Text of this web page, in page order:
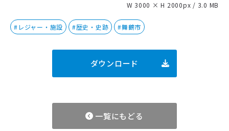
W 3000 × H 2000px / 3.0 MB
#レジャー・施設 #歴史・史跡 #舞鶴市
ダウンロード
一覧にもどる